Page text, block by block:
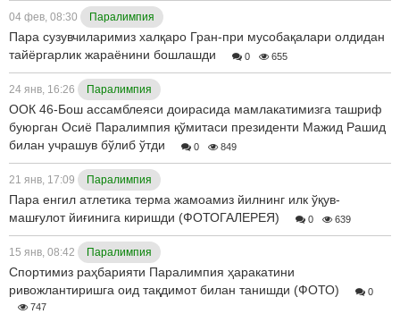
04 фев, 08:30 Паралимпия
Пара сузувчиларимиз халқаро Гран-при мусобақалари олдидан
тайёргарлик жараёнини бошлашди
0 655
24 янв, 16:26 Паралимпия
ООК 46-Бош ассамблеяси доирасида мамлакатимизга ташриф
буюрган Осиё Паралимпия қўмитаси президенти Мажид Рашид
билан учрашув бўлиб ўтди
0 849
21 янв, 17:09 Паралимпия
Пара енгил атлетика терма жамоамиз йилнинг илк ўқув-
машғулот йиғинига киришди (ФОТОГАЛЕРЕЯ)
0 639
15 янв, 08:42 Паралимпия
Спортимиз раҳбарияти Паралимпия ҳаракатини
ривожлантиришга оид тақдимот билан танишди (ФОТО)
0
747